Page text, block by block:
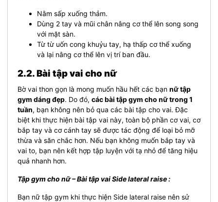
Nằm sấp xuống thảm.
Dùng 2 tay và mũi chân nâng cơ thể lên song song
với mặt sàn.
Từ từ uốn cong khuỷu tay, hạ thấp cơ thể xuống
và lại nâng cơ thể lên vị trí ban đầu.
2.2. Bài tập vai cho nữ
Bờ vai thon gọn là mong muốn hầu hết các bạn nữ tập
gym dáng đẹp. Do đó, các bài tập gym cho nữ trong 1
tuần, bạn không nên bỏ qua các bài tập cho vai. Đặc
biệt khi thực hiện bài tập vai này, toàn bộ phần cơ vai, cơ
bắp tay và cơ cánh tay sẽ được tác động để loại bỏ mỡ
thừa và săn chắc hơn. Nếu bạn không muốn bắp tay và
vai to, bạn nên kết hợp tập luyện với tạ nhỏ để tăng hiệu
quả nhanh hơn.
Tập gym cho nữ – Bài tập vai Side lateral raise :
Bạn nữ tập gym khi thực hiện Side lateral raise nên sử